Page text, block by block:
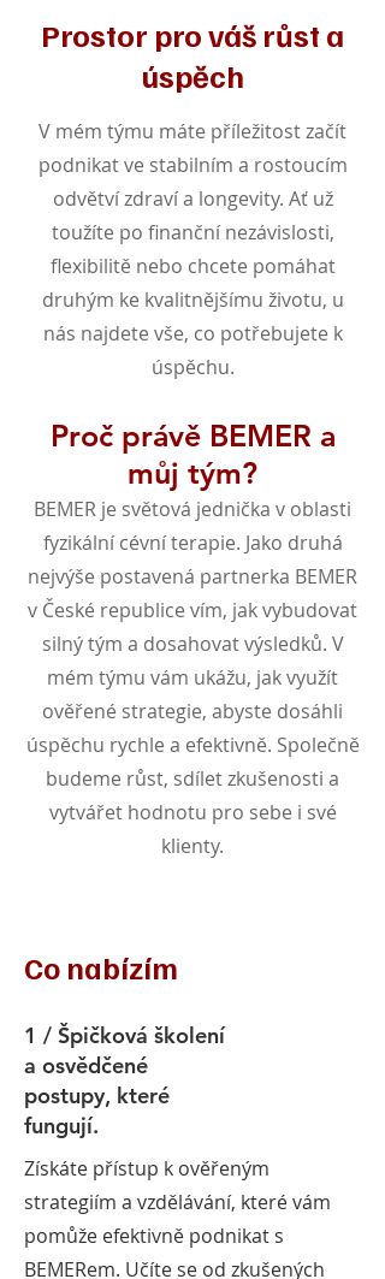
Prostor pro váš růst a
úspěch
V mém týmu máte příležitost začít
podnikat ve stabilním a rostoucím
odvětví zdraví a longevity. Ať už
toužíte po finanční nezávislosti,
flexibilitě nebo chcete pomáhat
druhým ke kvalitnějšímu životu, u
nás najdete vše, co potřebujete k
úspěchu.
Proč právě BEMER a
můj tým?
BEMER je světová jednička v oblasti
fyzikální cévní terapie. Jako druhá
nejvýše postavená partnerka BEMER
v České republice vím, jak vybudovat
silný tým a dosahovat výsledků. V
mém týmu vám ukážu, jak využít
ověřené strategie, abyste dosáhli
úspěchu rychle a efektivně. Společně
budeme růst, sdílet zkušenosti a
vytvářet hodnotu pro sebe i své
klienty.
Co nabízím
1 / Špičková školení
a osvědčené
postupy, které
fungují.
Získáte přístup k ověřeným
strategiím a vzdělávání, které vám
pomůže efektivně podnikat s
BEMERem. Učíte se od zkušených